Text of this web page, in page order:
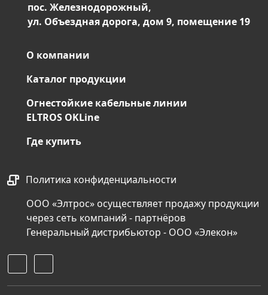
пос. Железнодорожный,
ул. Объездная дорога, дом 9, помещение 19
О компании
Каталог продукции
Огнестойкие кабельные линии
ELTROS OKLine
Где купить
Политика конфиденциальности
ООО «Элтрос» осуществляет продажу продукции
через сеть компаний - партнёров
Генеральный дистрибьютор - ООО «Элекон»